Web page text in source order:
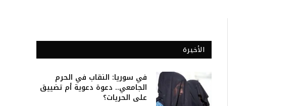
الأخيرة
في سوريا: النقاب في الحرم
الجامعي.. دعوة دعوية أم تضييق
على الحريات؟